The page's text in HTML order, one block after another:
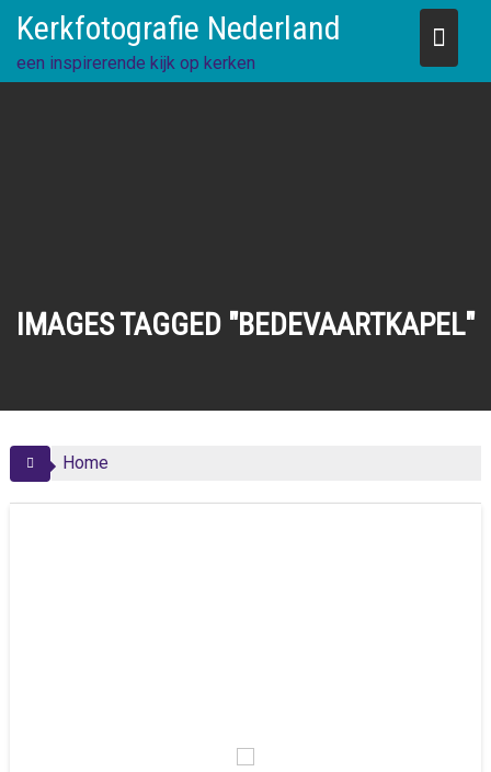
content
Kerkfotografie Nederland
een inspirerende kijk op kerken
IMAGES TAGGED "BEDEVAARTKAPEL"
Home